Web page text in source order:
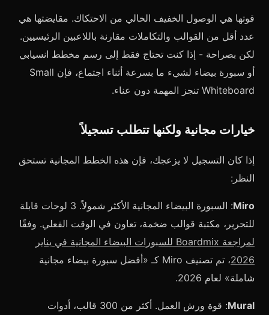
قوتها هي الوصول الخفيف الخالي من الاحتكاك. مقايضتها هي
عدد أقل من القوالب والتكاملات مقارنة باللاعبين الرئيسيين.
لكن بصراحة - إذا كنت تحتاج فقط إلى رسم مخطط انسيابي
أو سبورة بيضاء لشيء ما بسرعة أثناء اجتماع، فإن Small
Whiteboard تنجز المهمة دون عناء.
خيارات مجانية ولكنها تتطلب تسجيلاً
إذا كان التسجيل لا يزعجك، فإن هذه الخطط المجانية تستحق
النظر:
Miro
: السبورة البيضاء المجانية الأكثر شمولاً. 3 لوحات قابلة
للتحرير، مكتبة قوالب ضخمة، تعاون في الوقت الفعلي. وفقًا
لمراجعة Boardmix للسبورات البيضاء المجانية في يناير
2026
، تم تصنيف Miro كـ «أفضل سبورة بيضاء مجانية
شاملة» لعام 2026.
Mural
: قوة ورش العمل. أكثر من 300 قالب، أدوات